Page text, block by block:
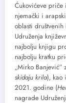
Ćukovićeve priče
njemački i
oblasti
Udruženja
najbolju knjigu
najbolju kratku
„Mirko
skidaju krila), kao
2021. godine (
nagrade